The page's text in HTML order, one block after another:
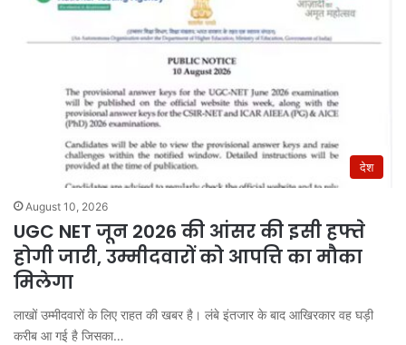
देश
August 10, 2026
UGC NET जून 2026 की आंसर की इसी हफ्ते
होगी जारी, उम्मीदवारों को आपत्ति का मौका
मिलेगा
लाखों उम्मीदवारों के लिए राहत की खबर है। लंबे इंतजार के बाद आखिरकार वह घड़ी
करीब आ गई है जिसका…